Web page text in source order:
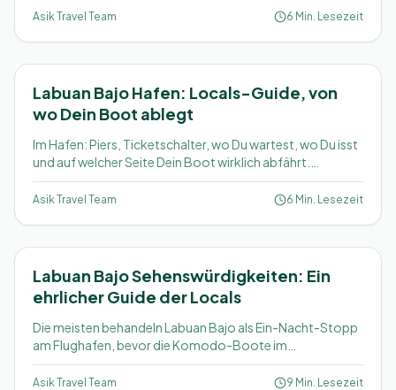
Reise heißt.
Asik Travel Team 6 Min. Lesezeit
Labuan Bajo Hafen: Locals-Guide, von
wo Dein Boot ablegt
Im Hafen: Piers, Ticketschalter, wo Du wartest, wo Du isst
und auf welcher Seite Dein Boot wirklich abfährt.
Praktische Tipps von Leuten, die jeden Tag dort sind.
Asik Travel Team 6 Min. Lesezeit
Labuan Bajo Sehenswürdigkeiten: Ein
ehrlicher Guide der Locals
Die meisten behandeln Labuan Bajo als Ein-Nacht-Stopp
am Flughafen, bevor die Komodo-Boote im
Morgengrauen ablegen. Die Stadt bietet mehr: Höhlen,
Sonnenuntergangshügel, einen Nachtmarkt mit gegrillten
Asik Travel Team 9 Min. Lesezeit